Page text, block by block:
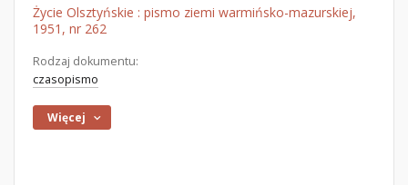
Życie Olsztyńskie : pismo ziemi warmińsko-mazurskiej,
1951, nr 262
Rodzaj dokumentu:
czasopismo
Więcej